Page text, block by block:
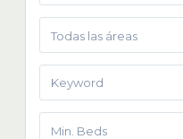
Todas las áreas
Min. Beds